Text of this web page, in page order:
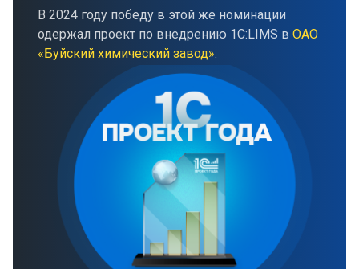
В 2024 году победу в этой же номинации
одержал проект по внедрению 1С:LIMS в ОАО
«Буйский химический завод».